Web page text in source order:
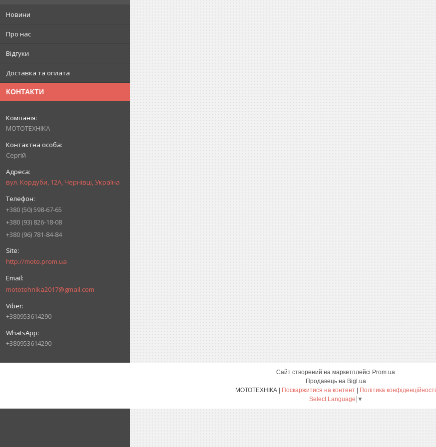
Новини
Про нас
Відгуки
Доставка та оплата
КОНТАКТИ
МОТОТЕХНІКА
Сергій
вул. Кордуби, 12А, Чернівці, Україна
+380 (50) 598-67-65
+380 (93) 826-18-08
+380 (96) 781-84-84
http://moto.prom.ua
mototehnika2017@gmail.com
+380953614290
+380953614290
Сайт створений на маркетплейсі Prom.ua
Продавець на Bigl.ua
МОТОТЕХНІКА | Поскаржитися на контент | Політика конфіденційності
Select Language ▼